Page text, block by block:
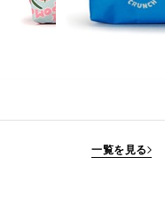
一覧を見る